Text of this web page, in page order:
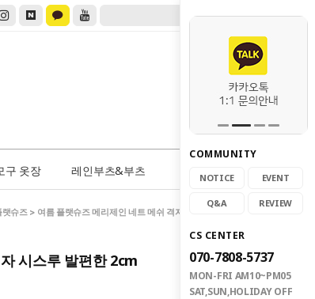
구 옷장 레인부츠&부츠
COMMUNITY
NOTICE EVENT
Q&A REVIEW
CS CENTER
070-7808-5737
MON-FRI AM10~PM05
SAT,SUN,HOLIDAY OFF
랫슈즈> 여름 플랫슈즈 메리제인 네트 메쉬 격자 시스루 발편한 2cm
시스루 발편한 2cm